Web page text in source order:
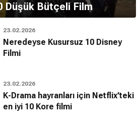
Düşük Bütçeli Film
23.02.2026
Neredeyse Kusursuz 10 Disney
Filmi
23.02.2026
K-Drama hayranları için Netflix’teki
en iyi 10 Kore filmi